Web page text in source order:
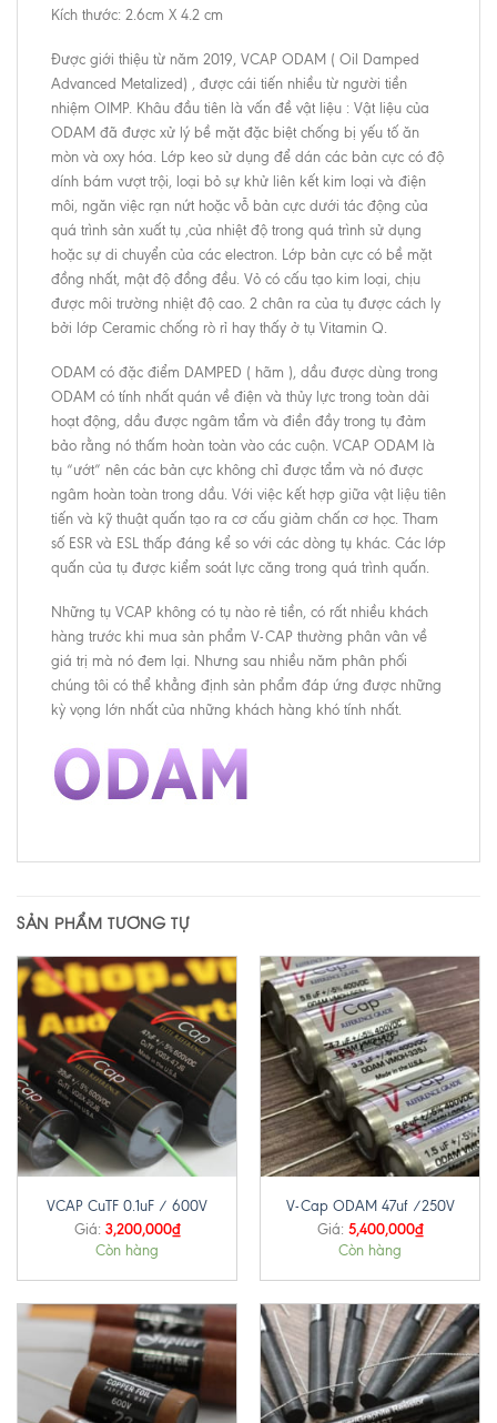
Kích thước: 2.6cm X 4.2 cm
Được giới thiệu từ năm 2019, VCAP ODAM ( Oil Damped
Advanced Metalized) , được cái tiến nhiều từ người tiền
nhiệm OIMP. Khâu đầu tiên là vấn đề vật liệu : Vật liệu của
ODAM đã được xử lý bề mặt đặc biệt chống bị yếu tố ăn
mòn và oxy hóa. Lớp keo sử dụng để dán các bản cực có độ
dính bám vượt trội, loại bỏ sự khử liên kết kim loại và điện
môi, ngăn việc rạn nứt hoặc vỗ bản cực dưới tác động của
quá trình sản xuất tụ ,của nhiệt độ trong quá trình sử dụng
hoặc sự di chuyển của các electron. Lớp bản cực có bề mặt
đồng nhất, mật độ đồng đều. Vỏ có cấu tạo kim loại, chịu
được môi trường nhiệt độ cao. 2 chân ra của tụ được cách ly
bởi lớp Ceramic chống rò rỉ hay thấy ở tụ Vitamin Q.
ODAM có đặc điểm DAMPED ( hãm ), dầu được dùng trong
ODAM có tính nhất quán về điện và thủy lực trong toàn dải
hoạt động, dầu được ngâm tẩm và điền đầy trong tụ đảm
bảo rằng nó thấm hoàn toàn vào các cuộn. VCAP ODAM là
tụ “ướt” nên các bản cực không chỉ được tẩm và nó được
ngâm hoàn toàn trong dầu. Với việc kết hợp giữa vật liệu tiên
tiến và kỹ thuật quấn tạo ra cơ cấu giảm chấn cơ học. Tham
số ESR và ESL thấp đáng kể so với các dòng tụ khác. Các lớp
quấn của tụ được kiểm soát lực căng trong quá trình quấn.
Những tụ VCAP không có tụ nào rẻ tiền, có rất nhiều khách
hàng trước khi mua sản phẩm V-CAP thường phân vân về
giá trị mà nó đem lại. Nhưng sau nhiều năm phân phối
chúng tôi có thể khẳng định sản phẩm đáp ứng được những
kỳ vọng lớn nhất của những khách hàng khó tính nhất.
SẢN PHẨM TƯƠNG TỰ
VCAP CuTF 0.1uF / 600V
Giá: 3,200,000₫
Còn hàng
V-Cap ODAM 47uf /250V
Giá: 5,400,000₫
Còn hàng